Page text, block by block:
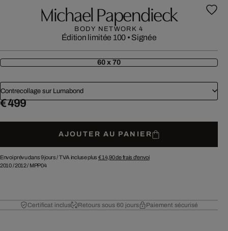
Michael Papendieck
BODY NETWORK 4
Édition limitée 100 • Signée
60 x 70
Contrecollage sur Lumabond
€ 499
AJOUTER AU PANIER
Envoi prévu dans 9 jours /TVA incluse plus € 14,90de frais d'envoi
2010/2012/ MPP04
Certificat inclus Retours sous 60 jours Paiement sécurisé